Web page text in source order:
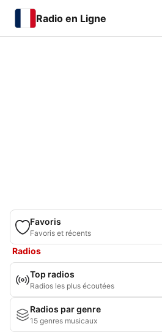
Radio en Ligne
Favoris
Favoris et récents
Radios
Top radios
Radios les plus écoutées
Radios par genre
15 genres musicaux